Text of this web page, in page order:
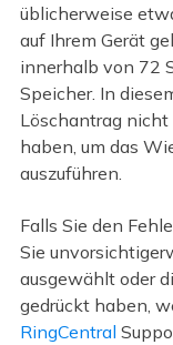
üblicherweise
auf Ihrem Gerät
innerhalb von 72
Speicher. In
Löschantrag nicht
haben, um das
auszuführen.
Falls Sie den
Sie
ausgewählt oder
gedrückt haben,
RingCentral